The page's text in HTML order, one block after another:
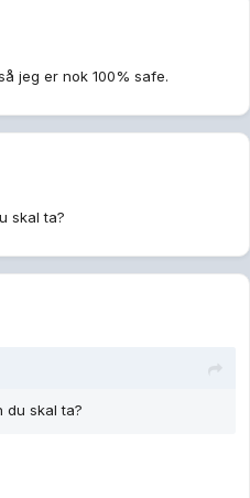
jeg er nok 100% safe.
skal ta?
du skal ta?